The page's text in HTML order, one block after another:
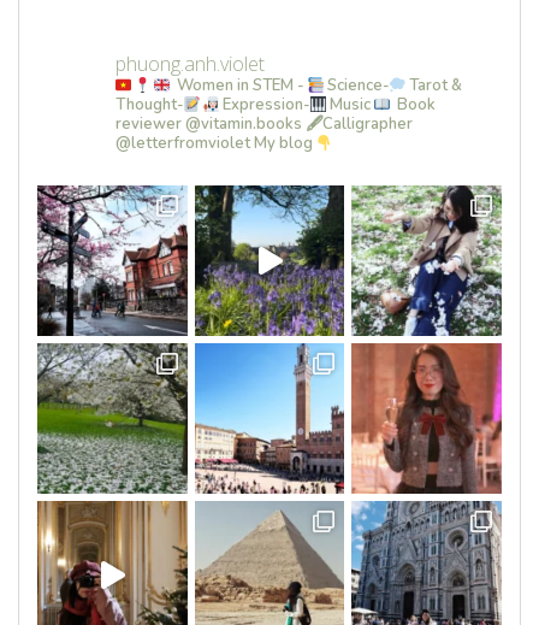
phuong.anh.violet
Women in STEM - Science-
Tarot &
Thought-
Expression- Music
Book
reviewer @vitamin.books 🖋Calligrapher
@letterfromvioletMy blog